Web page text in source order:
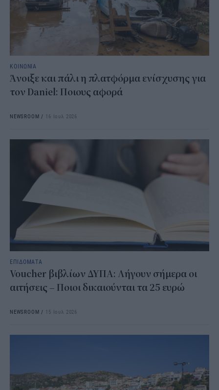
ΚΟΙΝΩΝΙΑ
Άνοιξε και πάλι η πλατφόρμα ενίσχυσης για
τον Daniel: Ποιους αφορά
NEWSROOM / 16 Ιουλ 2026
ΕΠΙΔΟΜΑΤΑ
Voucher βιβλίων ΔΥΠΑ: Λήγουν σήμερα οι
αιτήσεις – Ποιοι δικαιούνται τα 25 ευρώ
NEWSROOM / 15 Ιουλ 2026